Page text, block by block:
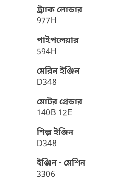
ট্র্যাক লোডার
977H
পাইপলেয়ার
594H
মেরিন ইঞ্জিন
D348
মোটর গ্রেডার
140B 12E
শিল্প ইঞ্জিন
D348
ইঞ্জিন - মেশিন
3306